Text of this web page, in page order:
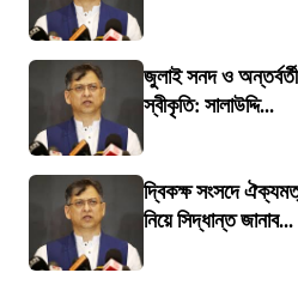
জুলাই সনদ ও অন্তর্বর্তী
স্বীকৃতি: সালাউদ্দি...
দ্বিকক্ষ সংসদে
নিয়ে সিদ্ধান্ত জানাব...